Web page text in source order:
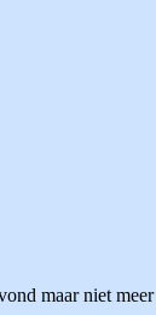
maar niet